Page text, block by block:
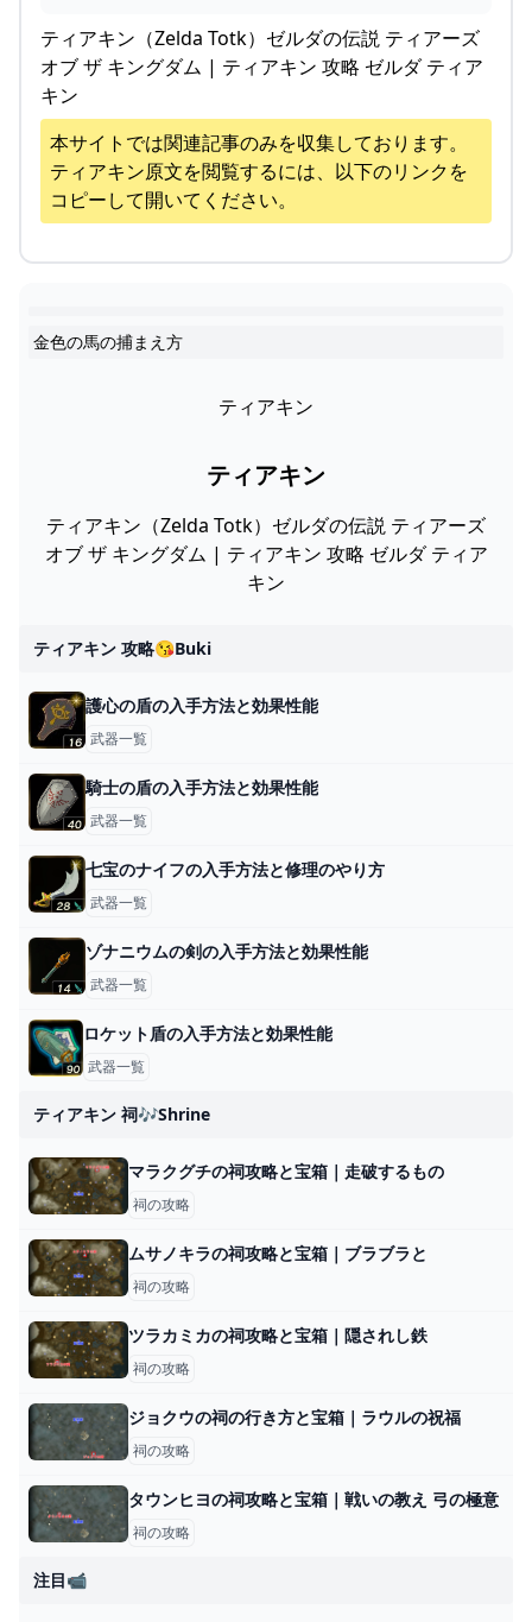
ティアキン（Zelda Totk）ゼルダの伝説 ティアーズ
オブ ザ キングダム | ティアキン 攻略 ゼルダ ティア
キン
本サイトでは関連記事のみを収集しております。
ティアキン原文を閲覧するには、以下のリンクを
コピーして開いてください。
金色の馬の捕まえ方
ティアキン
ティアキン
ティアキン（Zelda Totk）ゼルダの伝説 ティアーズ
オブ ザ キングダム | ティアキン 攻略 ゼルダ ティア
キン
ティアキン 攻略😘buki
護心の盾の入手方法と効果性能
武器一覧
騎士の盾の入手方法と効果性能
武器一覧
七宝のナイフの入手方法と修理のやり方
武器一覧
ゾナニウムの剣の入手方法と効果性能
武器一覧
ロケット盾の入手方法と効果性能
武器一覧
ティアキン 祠🎶shrine
マラクグチの祠攻略と宝箱｜走破するもの
祠の攻略
ムサノキラの祠攻略と宝箱｜ブラブラと
祠の攻略
ツラカミカの祠攻略と宝箱｜隠されし鉄
祠の攻略
ジョクウの祠の行き方と宝箱｜ラウルの祝福
祠の攻略
タウンヒヨの祠攻略と宝箱｜戦いの教え 弓の極意
祠の攻略
注目📹